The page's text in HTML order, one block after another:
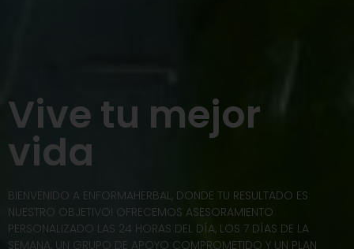
Vive tu mejor
vida
BIENVENIDO A ENFORMAHERBAL, DONDE TU RESULTADO ES
NUESTRO OBJETIVO! OFRECEMOS ASESORAMIENTO
PERSONALIZADO LAS 24 HORAS DEL DÍA, LOS 7 DÍAS DE LA
SEMANA, UN GRUPO DE APOYO COMPROMETIDO Y UN PLAN